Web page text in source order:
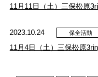
11月11日（土）三保松原
2023.10.24 保全活動
11月4日（土）三保松原